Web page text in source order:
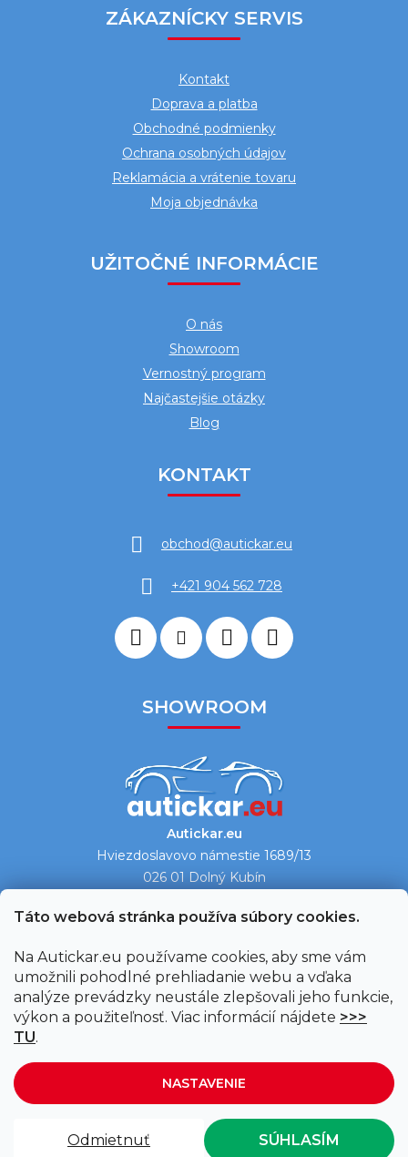
Táto webová stránka používa súbory cookies.
Na Autickar.eu používame cookies, aby sme vám
umožnili pohodlné prehliadanie webu a vďaka
analýze prevádzky neustále zlepšovali jeho funkcie,
výkon a použiteľnosť. Viac informácií nájdete >>>
TU.
NASTAVENIE
Odmietnuť SÚHLASÍM
ZÁKAZNÍCKY SERVIS
Kontakt
Doprava a platba
Obchodné podmienky
Ochrana osobných údajov
Reklamácia a vrátenie tovaru
Moja objednávka
UŽITOČNÉ INFORMÁCIE
O nás
Showroom
Vernostný program
Najčastejšie otázky
Blog
KONTAKT
obchod@autickar.eu
+421 904 562 728
SHOWROOM
Autickar.eu
Hviezdoslavovo námestie 1689/13
026 01 Dolný Kubín
Ukázať na mape →
Vytvoril Shoptet
Upravil Balkys
Copyright 2026Autickar.eu . Všetky práva vyhradené.